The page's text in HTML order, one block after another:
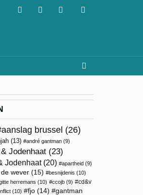
aanslag brussel (26)
(13) andré gantman (9)
Jodenhaat (23)
Jodenhaat(20) apartheid (9)
wever (15) besnijdenis (10)
herremans (10) ccojb (9)
cd&v
(10) fjo (14) gantman